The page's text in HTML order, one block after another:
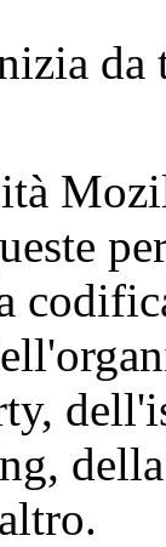
da